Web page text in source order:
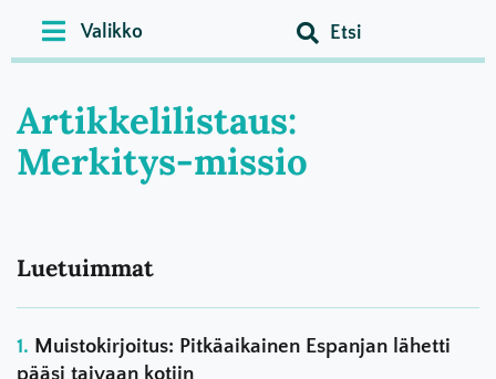
Artikkelilistaus:
Merkitys-missio
Luetuimmat
Muistokirjoitus: Pitkäaikainen Espanjan lähetti
pääsi taivaan kotiin